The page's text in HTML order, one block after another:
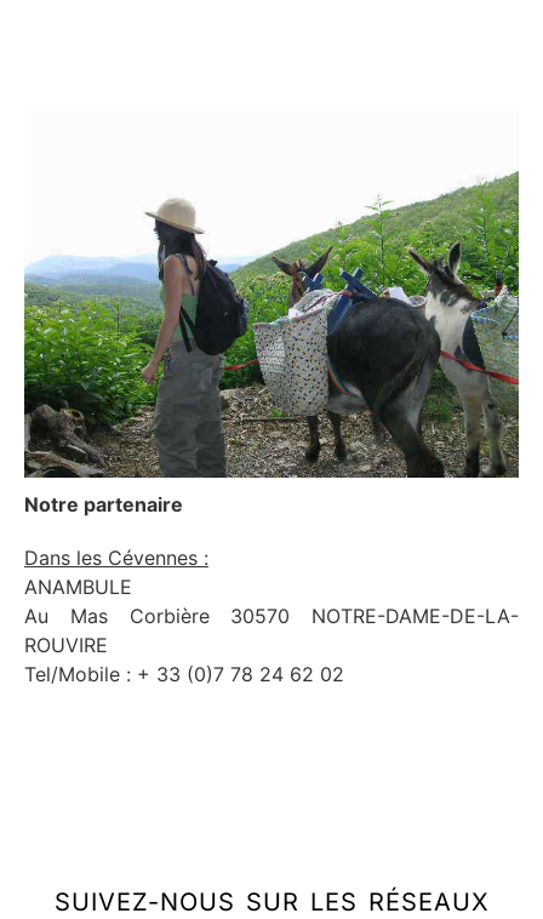
Notre partenaire
Dans les Cévennes :
ANAMBULE
Au Mas Corbière 30570 NOTRE-DAME-DE-LA-
ROUVIRE
Tel/Mobile : + 33 (0)7 78 24 62 02
SUIVEZ-NOUS SUR LES RÉSEAUX